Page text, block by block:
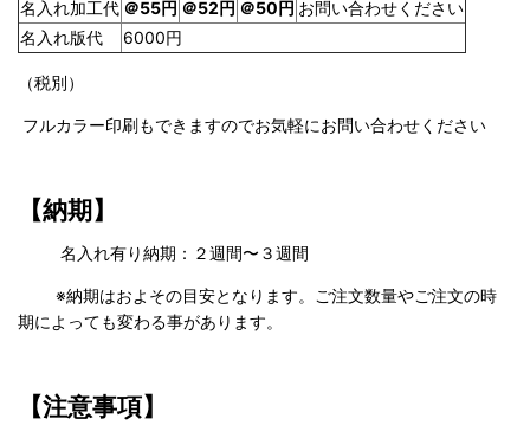
名入れ加工代 ＠55円 ＠52円 ＠50円 お問い合わせください
名入れ版代
6000円
（税別）
フルカラー印刷もできますのでお気軽にお問い合わせください
【納期】
名入れ有り納期：２週間〜３週間
※納期はおよその目安となります。ご注文数量やご注文の時
期によっても変わる事があります。
【注意事項】